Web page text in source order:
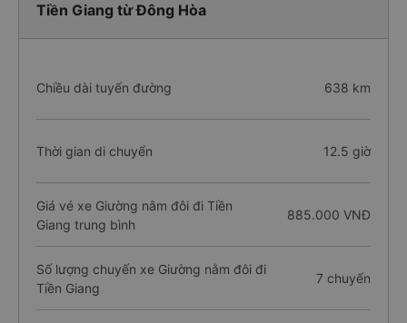
Tiền Giang từ Đông Hòa
Chiều dài tuyến đường 638 km
Thời gian di chuyển 12.5 giờ
Giá vé xe Giường nằm đôi đi Tiền
Giang trung bình
885.000 VNĐ
Số lượng chuyến xe Giường nằm đôi đi
Tiền Giang
7 chuyến